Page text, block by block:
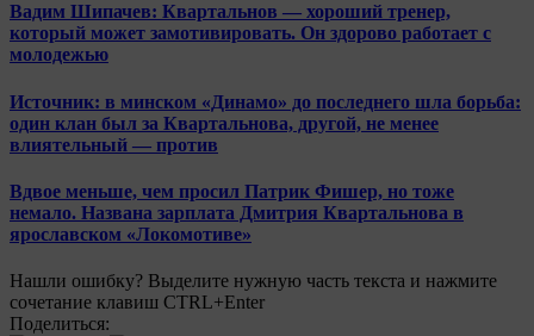
Вадим Шипачев: Квартальнов — хороший тренер,
который может замотивировать. Он здорово работает с
молодежью
Источник: в минском «Динамо» до последнего шла борьба:
один клан был за Квартальнова, другой, не менее
влиятельный — против
Вдвое меньше, чем просил Патрик Фишер, но тоже
немало. Названа зарплата Дмитрия Квартальнова в
ярославском «Локомотиве»
Нашли ошибку? Выделите нужную часть текста и нажмите
сочетание клавиш CTRL+Enter
Поделиться: